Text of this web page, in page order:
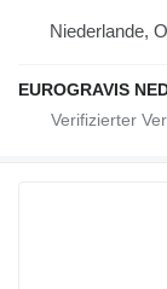
Niederlande,
EUROGRAVIS